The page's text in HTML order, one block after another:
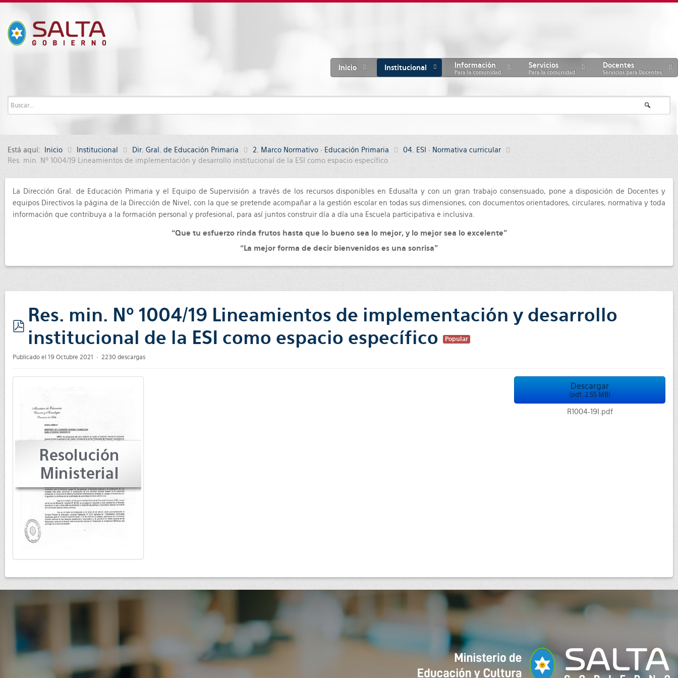
Inicio Institucional Información
Para la comunidad
Servicios
Para la comunidad
Docentes
Servicios para Docentes
Está aquí: Inicio Institucional Dir. Gral. de Educación Primaria 2. Marco Normativo · Educación Primaria
04. ESI · Normativa curricular
Res. min. Nº 1004/19 Lineamientos de implementación y desarrollo institucional de la ESI como espacio específico
La Dirección Gral. de Educación Primaria y el Equipo de Supervisión a través de los recursos disponibles en Edusalta y con un gran trabajo consensuado, pone a disposición de Docentes y
equipos Directivos la página de la Dirección de Nivel, con la que se pretende acompañar a la gestión escolar en todas sus dimensiones, con documentos orientadores, circulares, normativa y toda
información que contribuya a la formación personal y profesional, para así juntos construir día a día una Escuela participativa e inclusiva.
“Que tu esfuerzo rinda frutos hasta que lo bueno sea lo mejor, y lo mejor sea lo excelente”
“La mejor forma de decir bienvenidos es una sonrisa”
pdf
Res. min. Nº 1004/19 Lineamientos de implementación y desarrollo
institucional de la ESI como espacio específico
Popular
Publicado el 19 Octubre 2021 2230 descargas
Descargar
(pdf, 2.55 MB)
R1004-19I.pdf